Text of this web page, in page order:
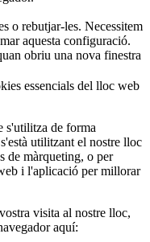
o rebutjar-les. Necessitem
aquesta configuració.
obriu una nova finestra
essencials del lloc web
s'utilitza de forma
utilitzant el nostre lloc
de màrqueting, o per
i l'aplicació per millorar
visita al nostre lloc,
aquí: